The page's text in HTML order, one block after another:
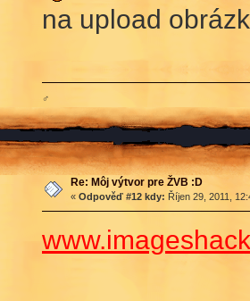
na upload
♂
Re: Môj výtvor pre ŽVB :D
« Odpověď #12 kdy: Říjen 29, 2011,